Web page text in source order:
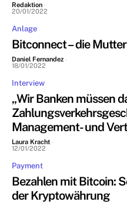
Redaktion -
20/01/2022
Anlage
Bitconnect – die
Daniel Fernandez -
18/01/2022
Interview
„Wir Banken müssen
Management- und
Laura Kracht -
12/01/2022
Payment
Bezahlen mit Bitcoin:
der Kryptowährung